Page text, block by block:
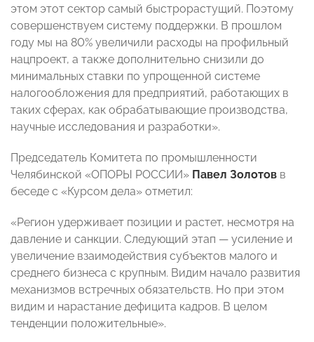
этом этот сектор самый быстрорастущий. Поэтому
совершенствуем систему поддержки. В прошлом
году мы на 80% увеличили расходы на профильный
нацпроект, а также дополнительно снизили до
минимальных ставки по упрощенной системе
налогообложения для предприятий, работающих в
таких сферах, как обрабатывающие производства,
научные исследования и разработки».
Председатель Комитета по промышленности
Челябинской «ОПОРЫ РОССИИ» Павел Золотов в
беседе с «Курсом дела» отметил:
«Регион удерживает позиции и растет, несмотря на
давление и санкции. Следующий этап — усиление и
увеличение взаимодействия субъектов малого и
среднего бизнеса с крупным. Видим начало развития
механизмов встречных обязательств. Но при этом
видим и нарастание дефицита кадров. В целом
тенденции положительные».